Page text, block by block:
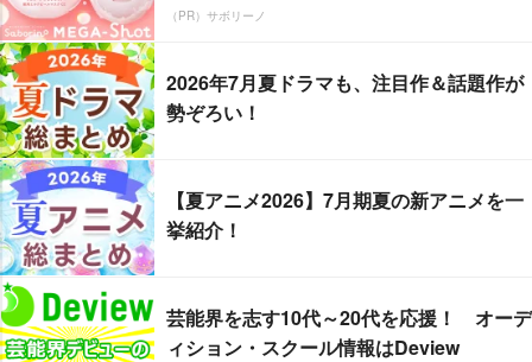
（PR）サボリーノ
2026年7月夏ドラマも、注目作＆話題作が
勢ぞろい！
【夏アニメ2026】7月期夏の新アニメを一
挙紹介！
芸能界を志す10代～20代を応援！ オーデ
ィション・スクール情報はDeview